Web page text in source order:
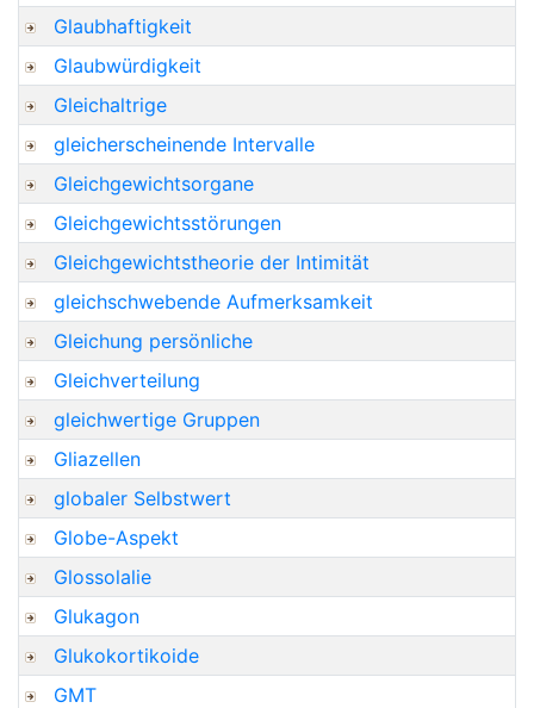
Glaubhaftigkeit
Glaubwürdigkeit
Gleichaltrige
gleicherscheinende Intervalle
Gleichgewichtsorgane
Gleichgewichtsstörungen
Gleichgewichtstheorie der Intimität
gleichschwebende Aufmerksamkeit
Gleichung persönliche
Gleichverteilung
gleichwertige Gruppen
Gliazellen
globaler Selbstwert
Globe-Aspekt
Glossolalie
Glukagon
Glukokortikoide
GMT